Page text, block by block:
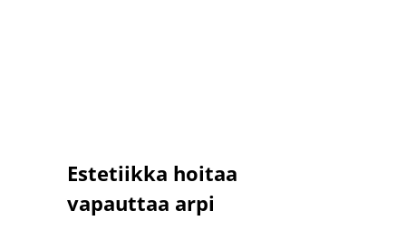
Estetiikka hoitaa
vapauttaa arpi